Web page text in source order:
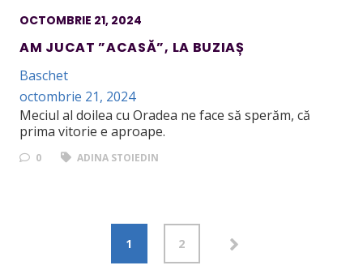
OCTOMBRIE 21, 2024
AM JUCAT ”ACASĂ”, LA BUZIAȘ
Baschet
octombrie 21, 2024
Meciul al doilea cu Oradea ne face să sperăm, că
prima vitorie e aproape.
0 ADINA STOIEDIN
1 2